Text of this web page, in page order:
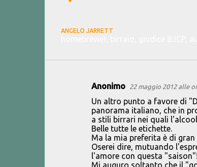
ANGELO JARRETT
Anonimo 22 maggio 2012 alle
Un altro punto a favore di
panorama italiano, che in
a stili birrari nei quali
Belle tutte le etichette.
Ma la mia preferita è di
Oserei dire, mutuando
l'amore con questa "saison"!
Mi auguro soltanto che il